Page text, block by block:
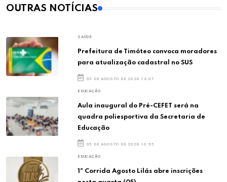
OUTRAS NOTÍCIAS
SAÚDE
Prefeitura de Timóteo convoca moradores
para atualização cadastral no SUS
05 DE AGOSTO DE 2026 14:07
EDUCAÇÃO
Aula inaugural do Pré-CEFET será na
quadra poliesportiva da Secretaria de
Educação
05 DE AGOSTO DE 2026 10:55
EDUCAÇÃO
1ª Corrida Agosto Lilás abre inscrições